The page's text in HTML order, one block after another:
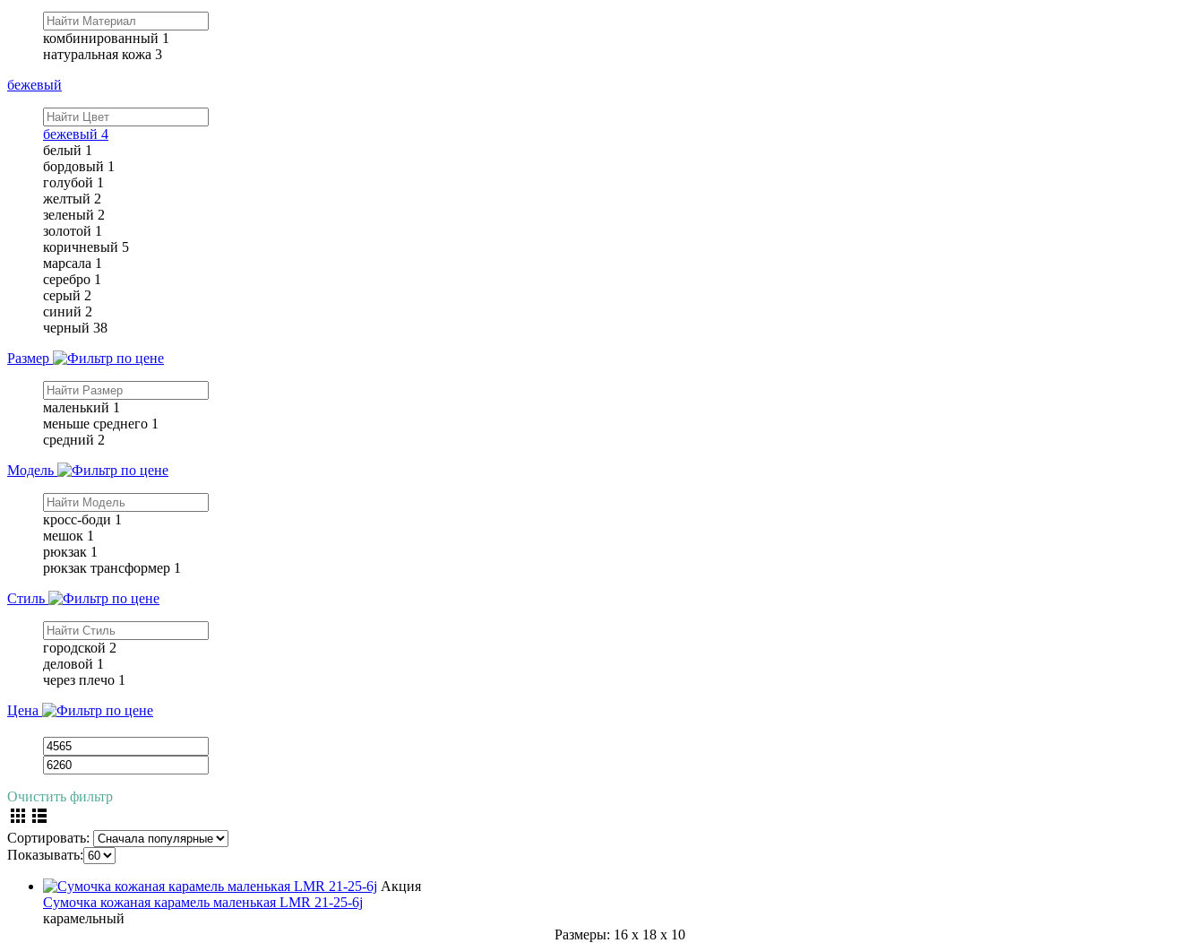
комбинированный 1
натуральная кожа 3
бежевый
бежевый 4
белый 1
бордовый 1
голубой 1
желтый 2
зеленый 2
золотой 1
коричневый 5
марсала 1
серебро 1
серый 2
синий 2
черный 38
Размер
маленький 1
меньше среднего 1
средний 2
Модель
кросс-боди 1
мешок 1
рюкзак 1
рюкзак трансформер 1
Стиль
городской 2
деловой 1
через плечо 1
Цена
Очистить фильтр
Сортировать:
Показывать:
Акция
Сумочка кожаная карамель маленькая LMR 21-25-6j
карамельный
Размеры: 16 x 18 x 10